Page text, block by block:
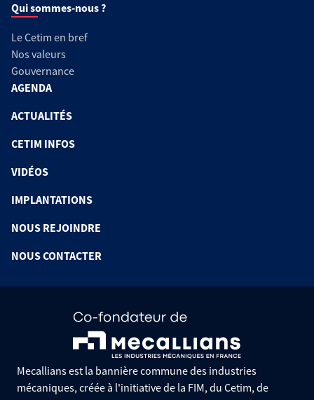
Qui sommes-nous ?
Le Cetim en bref
Nos valeurs
Gouvernance
AGENDA
ACTUALITÉS
CETIM INFOS
VIDÉOS
IMPLANTATIONS
NOUS REJOINDRE
NOUS CONTACTER
Mecallians est la bannière commune des industries
mécaniques, créée à l'initiative de la FIM, du Cetim, de